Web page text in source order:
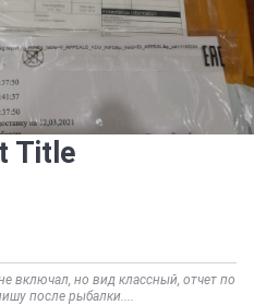
Title
включал, но вид классный, отчет по
после рыбалки....